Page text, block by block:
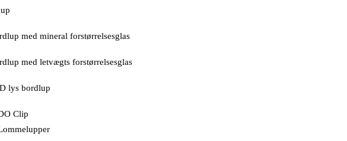
med mineral forstørrelsesglas
med letvægts forstørrelsesglas
lys bordlup
Clip